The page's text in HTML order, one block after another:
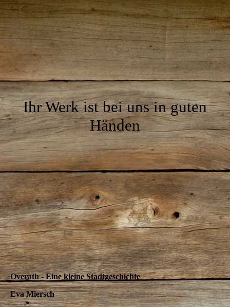
Ihr Werk ist bei uns in guten
Händen
Overath - Eine kleine Stadtgeschichte
Eva Miersch